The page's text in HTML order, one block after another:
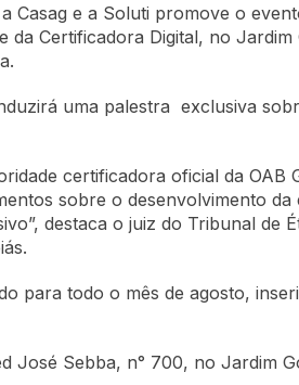
Casag e a Soluti promove o
da Certificadora Digital, no Jardim
uma palestra exclusiva
certificadora oficial da OAB
sobre o desenvolvimento da
destaca o juiz do Tribunal de
para todo o mês de agosto,
José Sebba, n° 700, no Jardim